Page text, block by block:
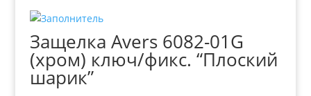
Защелка Avers 6082-01G
(хром) ключ/фикс. “Плоский
шарик”